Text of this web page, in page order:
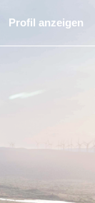
Profil anzeigen